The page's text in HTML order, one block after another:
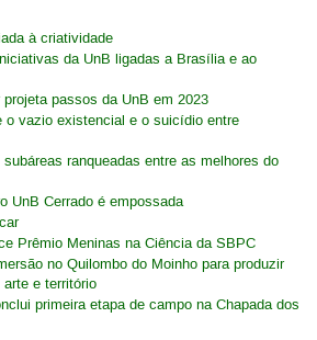
à criatividade
da UnB ligadas a Brasília e ao
passos da UnB em 2023
o vazio existencial e o suicídio entre
ranqueadas entre as melhores do
UnB Cerrado é empossada
Prêmio Meninas na Ciência da SBPC
no Quilombo do Moinho para produzir
e território
primeira etapa de campo na Chapada dos